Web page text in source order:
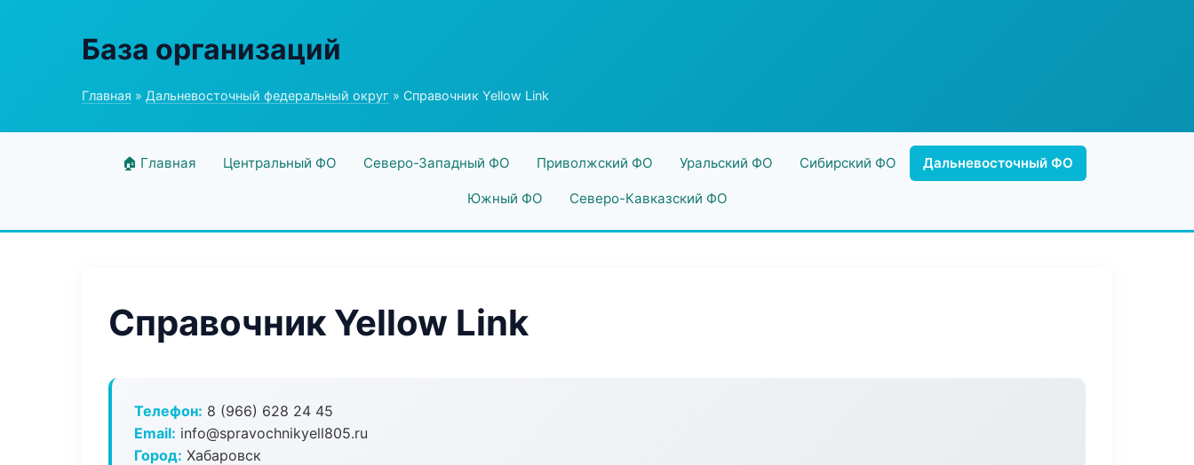
База организаций
Главная » Дальневосточный федеральный округ » Справочник Yellow Link
🏠 Главная Центральный ФО Северо-Западный ФО Приволжский ФО Уральский ФО Сибирский ФО Дальневосточный ФО
Южный ФО Северо-Кавказский ФО
Справочник Yellow Link
Телефон: 8 (966) 628 24 45
Email: info@spravochnikyell805.ru
Город: Хабаровск